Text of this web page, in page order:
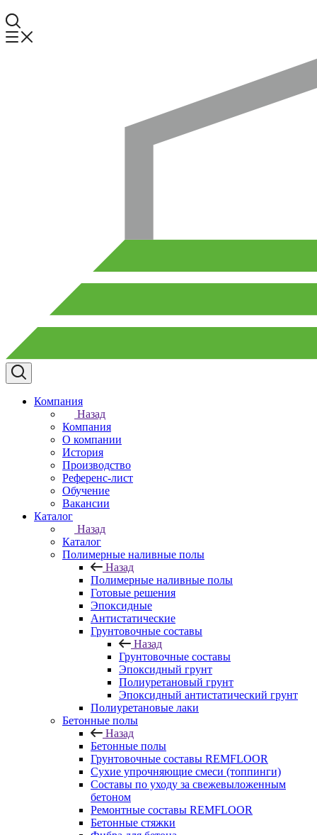
Компания
Назад
Компания
О компании
История
Производство
Референс-лист
Обучение
Вакансии
Каталог
Назад
Каталог
Полимерные наливные полы
Назад
Полимерные наливные полы
Готовые решения
Эпоксидные
Антистатические
Грунтовочные составы
Назад
Грунтовочные составы
Эпоксидный грунт
Полиуретановый грунт
Эпоксидный антистатический грунт
Полиуретановые лаки
Бетонные полы
Назад
Бетонные полы
Грунтовочные составы REMFLOOR
Сухие упрочняющие смеси (топпинги)
Составы по уходу за свежевыложенным
бетоном
Ремонтные составы REMFLOOR
Бетонные стяжки